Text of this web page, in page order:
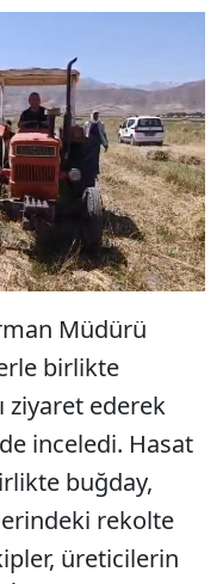
Müdürü
birlikte
ziyaret ederek
inceledi. Hasat
buğday,
rekolte
üreticilerin